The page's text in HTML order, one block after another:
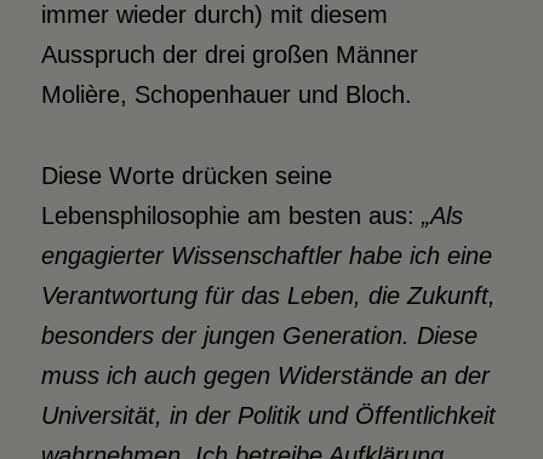
immer wieder durch) mit diesem
Ausspruch der drei großen Männer
Molière, Schopenhauer und Bloch.
Diese Worte drücken seine
Lebensphilosophie am besten aus: „Als
engagierter Wissenschaftler habe ich eine
Verantwortung für das Leben, die Zukunft,
besonders der jungen Generation. Diese
muss ich auch gegen Widerstände an der
Universität, in der Politik und Öffentlichkeit